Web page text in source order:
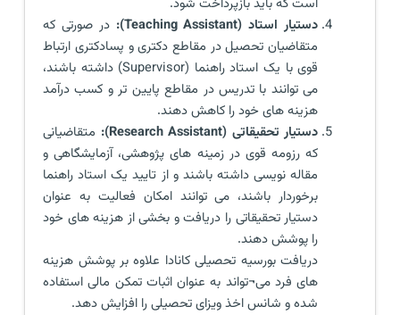
دستیار استاد (Teaching Assistant):
در صورتی که
متقاضیان تحصیل در مقاطع دکتری و پسادکتری ارتباط
قوی با یک استاد راهنما (Supervisor) داشته باشند،
می توانند با تدریس در مقاطع پایین تر و کسب درآمد
هزینه های خود را کاهش دهند.
دستیار تحقیقاتی (Research Assistant):
متقاضیانی
که رزومه قوی در زمینه های پژوهشی، آزمایشگاهی و
مقاله نویسی داشته باشند و از تایید یک استاد راهنما
برخوردار باشند، می توانند امکان فعالیت به عنوان
دستیار تحقیقاتی را دریافت و بخشی از هزینه های خود
را پوشش دهند.
دریافت بورسیه تحصیلی کانادا علاوه بر پوشش هزینه
های فرد می¬تواند به عنوان اثبات تمکن مالی استفاده
شده و شانس اخذ ویزای تحصیلی را افزایش دهد.